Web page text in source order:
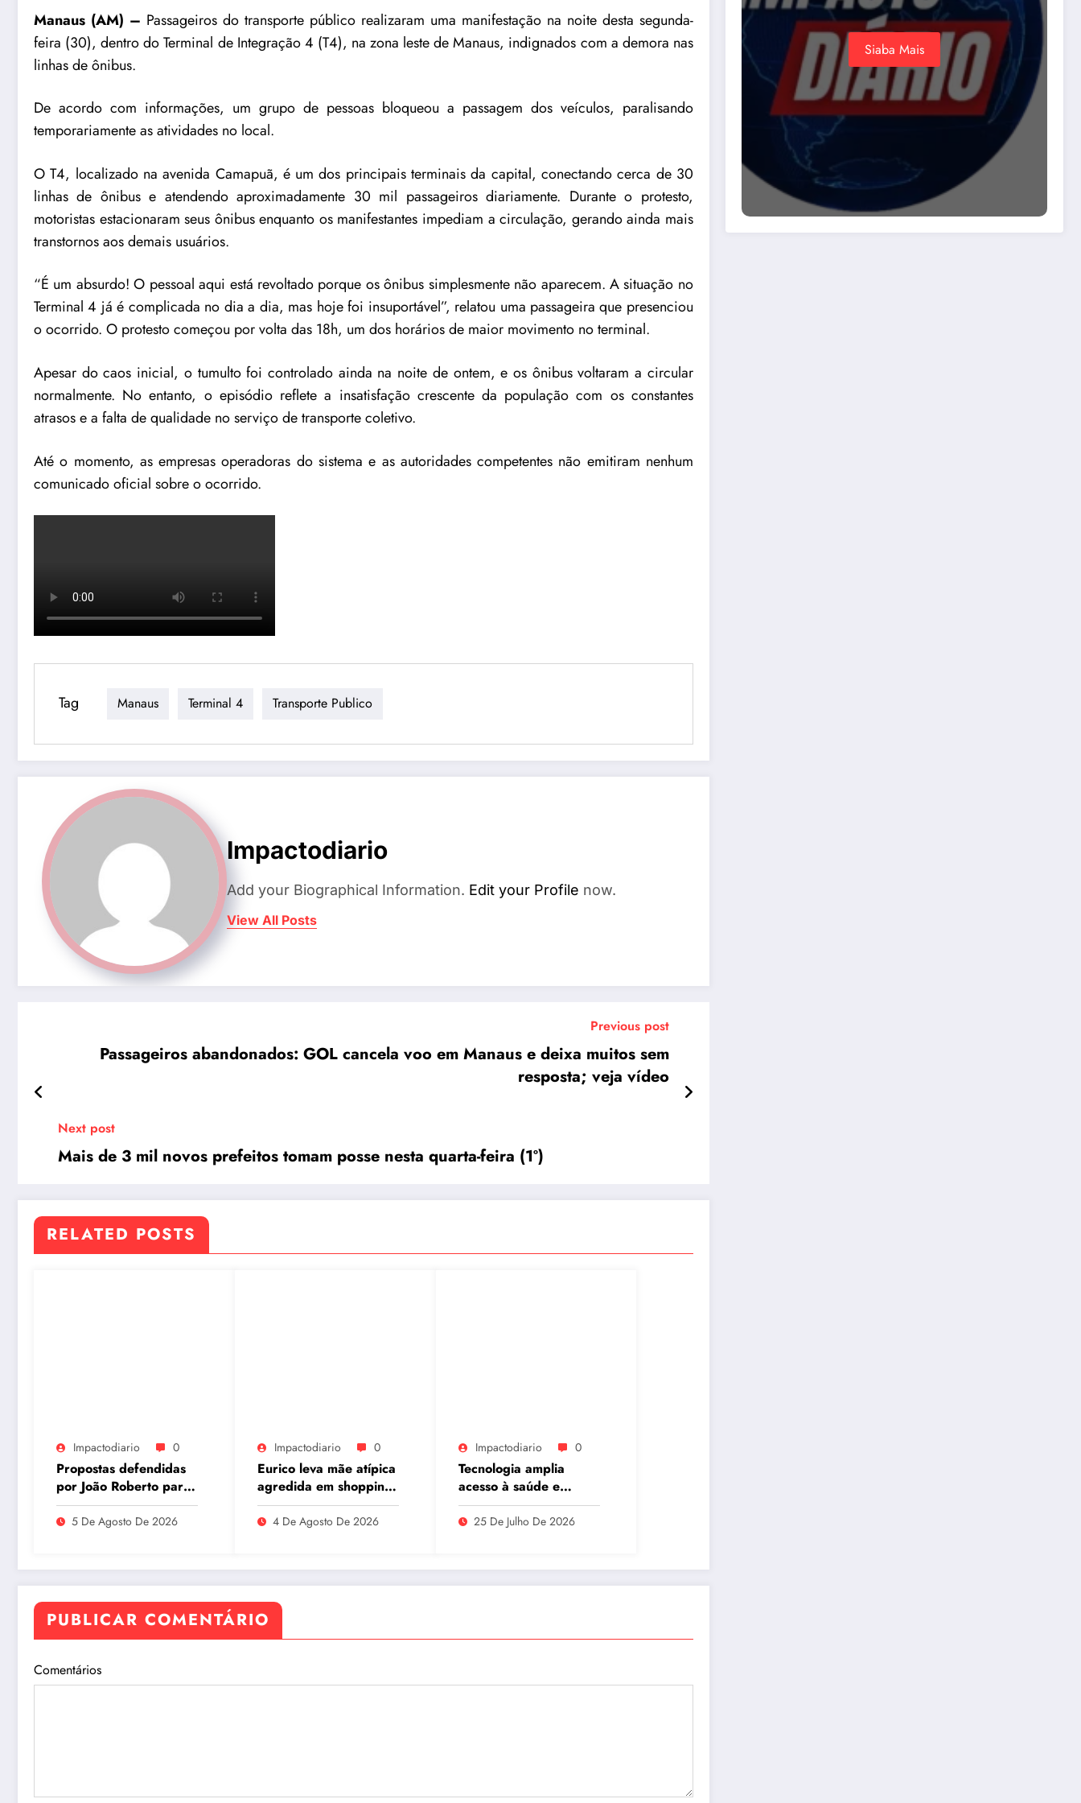
Manaus (AM) – Passageiros do transporte público realizaram uma manifestação na noite desta segunda-
feira (30), dentro do Terminal de Integração 4 (T4), na zona leste de Manaus, indignados com a demora nas
linhas de ônibus.
De acordo com informações, um grupo de pessoas bloqueou a passagem dos veículos, paralisando
temporariamente as atividades no local.
O T4, localizado na avenida Camapuã, é um dos principais terminais da capital, conectando cerca de 30
linhas de ônibus e atendendo aproximadamente 30 mil passageiros diariamente. Durante o protesto,
motoristas estacionaram seus ônibus enquanto os manifestantes impediam a circulação, gerando ainda mais
transtornos aos demais usuários.
“É um absurdo! O pessoal aqui está revoltado porque os ônibus simplesmente não aparecem. A situação no
Terminal 4 já é complicada no dia a dia, mas hoje foi insuportável”, relatou uma passageira que presenciou
o ocorrido. O protesto começou por volta das 18h, um dos horários de maior movimento no terminal.
Apesar do caos inicial, o tumulto foi controlado ainda na noite de ontem, e os ônibus voltaram a circular
normalmente. No entanto, o episódio reflete a insatisfação crescente da população com os constantes
atrasos e a falta de qualidade no serviço de transporte coletivo.
Até o momento, as empresas operadoras do sistema e as autoridades competentes não emitiram nenhum
comunicado oficial sobre o ocorrido.
Tag Manaus Terminal 4 Transporte Publico
Impactodiario
Add your Biographical Information. Edit your Profile now.
View All Posts
Previous post
Passageiros abandonados: GOL cancela voo em Manaus e deixa muitos sem
resposta; veja vídeo
Next post
Mais de 3 mil novos prefeitos tomam posse nesta quarta-feira (1º)
RELATED POSTS
Impactodiario 0
Propostas defendidas
por João Roberto para
o interior são
incorporadas ao plano
5 De Agosto De 2026
Impactodiario 0
Eurico leva mãe atípica
agredida em shopping
à Câmara e pede mais
preparo dos
4 De Agosto De 2026
Impactodiario 0
Tecnologia amplia
acesso à saúde e
fortalece atendimento à
população ribeirinha
25 De Julho De 2026
PUBLICAR COMENTÁRIO
Comentários
Siaba Mais